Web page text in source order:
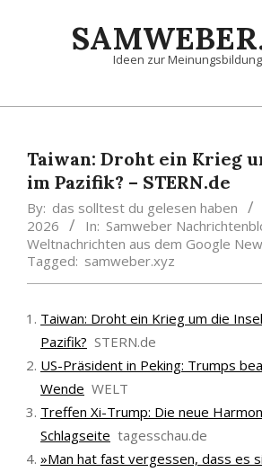
Ideen zur Meinungsbildung
Primary
MenuTaiwan: Droht ein Krieg
im Pazifik? – STERN.de
By: das solltest du gelesen haben
2026
In: Samweber
Weltnachrichten aus dem Google
Tagged: samweber.xyz
Taiwan: Droht ein Krieg um die
Pazifik? STERN.de
US-Präsident in Peking: Trumps
Wende WELT
Treffen Xi-Trump: Die neue
Schlagseite tagesschau.de
»Man hat fast vergessen, dass es